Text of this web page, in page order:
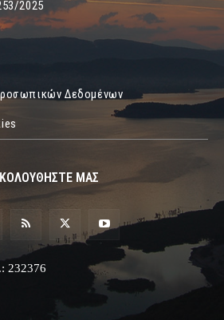
2025
Δεδομένων
ΜΑΣ
232376